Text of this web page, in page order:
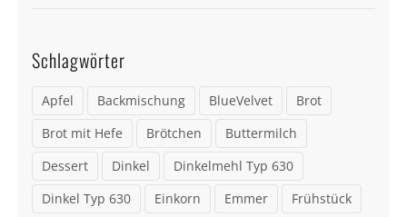
Schlagwörter
Apfel Backmischung BlueVelvet
Brot
Brot mit Hefe
Brötchen
Buttermilch
Dessert
Dinkel
Dinkelmehl Typ 630
Dinkel Typ 630
Einkorn Emmer
Frühstück